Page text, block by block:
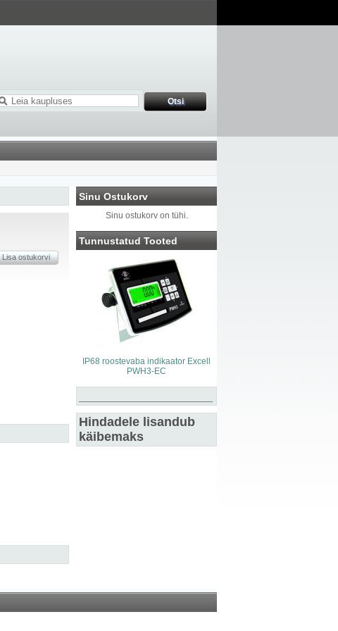
Sinu Ostukorv
Sinu ostukorv on tühi.
Tunnustatud Tooted
IP68 roostevaba indikaator Excell
PWH3-EC
Hindadele lisandub
käibemaks